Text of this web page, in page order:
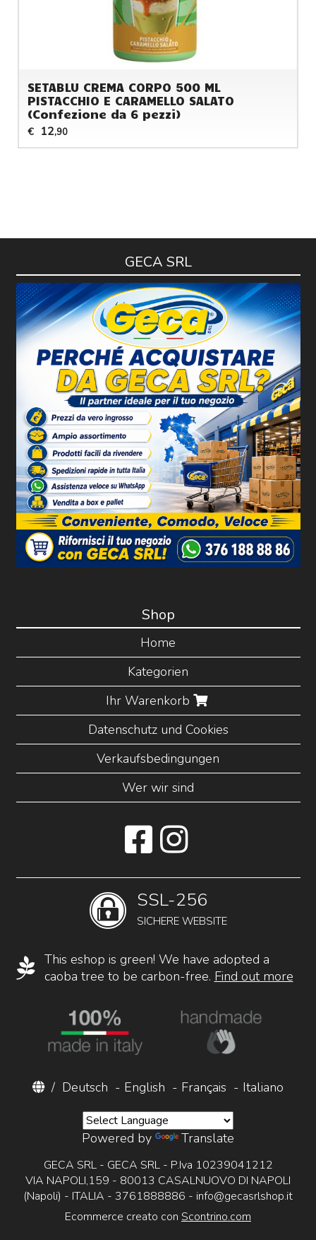
SETABLU CREMA CORPO 500 ML
PISTACCHIO E CARAMELLO SALATO
(Confezione da 6 pezzi)
€ 12,90
GECA SRL
Shop
Home
Kategorien
Ihr Warenkorb
Datenschutz und Cookies
Verkaufsbedingungen
Wer wir sind
SSL-256
SICHERE WEBSITE
This eshop is green! We have adopted a
caoba tree to be carbon-free. Find out more
/ Deutsch - English - Français - Italiano
Powered by Translate
GECA SRL - GECA SRL - P.Iva 10239041212
VIA NAPOLI,159 - 80013 CASALNUOVO DI NAPOLI
(Napoli) - ITALIA - 3761888886 - info@gecasrlshop.it
Ecommerce creato con Scontrino.com